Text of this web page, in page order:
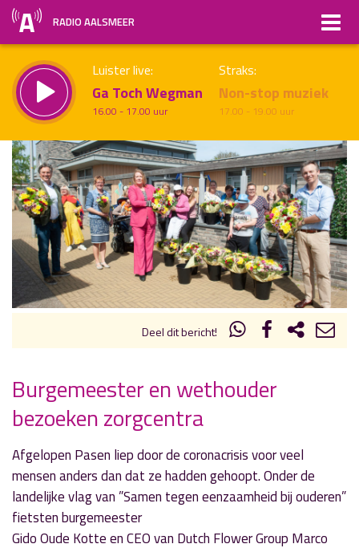
RADIO AALSMEER
Luister live:
Ga Toch Wegman
16.00 - 17.00 uur
Straks:
Non-stop muziek
17.00 - 19.00 uur
Vorig uur uur 1 van x Volgend uur
Inklappen
Deel dit bericht!
« Vorig nieuwsbericht
Lokale DJ’s gezocht voor bijzondere Koningsdag
» Volgend nieuwsbericht
Radio Aalsmeer heeft een eigen quarantaine
beer
16 april 2020
Burgemeester en wethouder
bezoeken zorgcentra
Afgelopen Pasen liep door de coronacrisis voor veel
mensen anders dan dat ze hadden gehoopt. Onder de
landelijke vlag van ”Samen tegen eenzaamheid bij ouderen”
fietsten burgemeester
Gido Oude Kotte en CEO van Dutch Flower Group Marco